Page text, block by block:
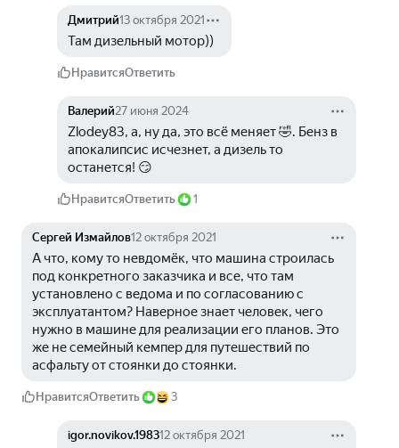
Дмитрий13 октября 2021
Там дизельный мотор))
НравитсяОтветить
Валерий27 июня 2024
Zlodey83, а, ну да, это всё меняет 🤣. Бенз в
апокалипсис исчезнет, а дизель то
останется! 😏
НравитсяОтветить 1
Сергей Измайлов12 октября 2021
А что, кому то невдомёк, что машина строилась
под конкретного заказчика и все, что там
установлено с ведома и по согласованию с
эксплуатантом? Наверное знает человек, чего
нужно в машине для реализации его планов. Это
же не семейный кемпер для путешествий по
асфальту от стоянки до стоянки.
НравитсяОтветить 3
igor.novikov.198312 октября 2021